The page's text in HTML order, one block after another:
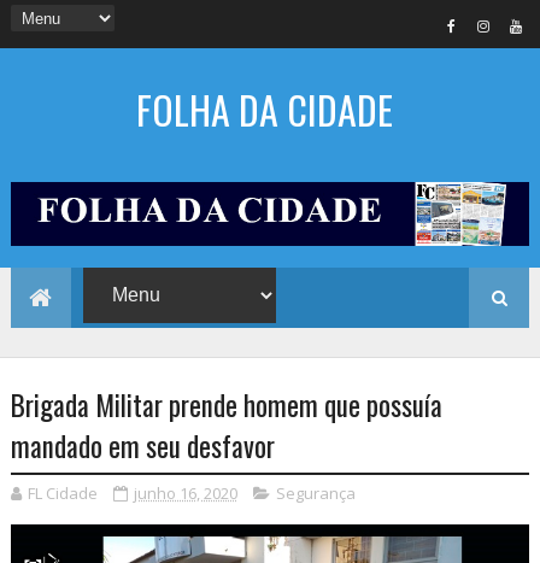
FOLHA DA CIDADE
Brigada Militar prende homem que possuía
mandado em seu desfavor
FL Cidade junho 16, 2020 Segurança